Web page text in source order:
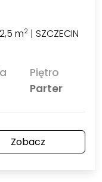
m2 | SZCZECIN
Piętro
Parter
Zobacz